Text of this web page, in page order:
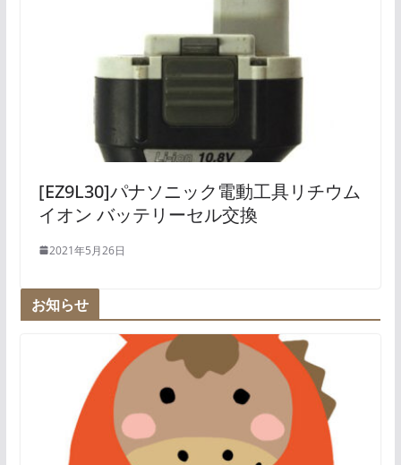
[EZ9L30]パナソニック電動工具リチウム
イオン バッテリーセル交換
2021年5月26日
お知らせ